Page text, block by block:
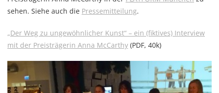
sehen. Siehe auch die Pressemitteilung.
„Der Weg zu ungewöhnlicher Kunst“ – ein (fiktives) Interview
mit der Preisträgerin Anna McCarthy (PDF, 40k)